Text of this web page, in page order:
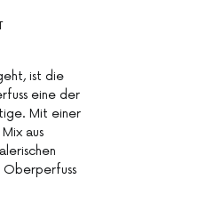
ist die
eine der
Mit einer
aus
Oberperfuss